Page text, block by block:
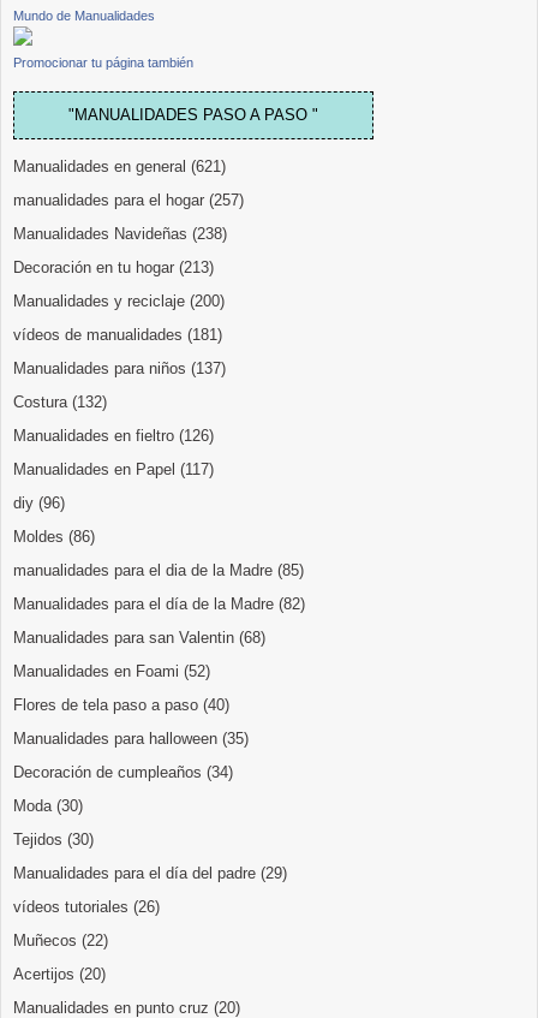
Mundo de Manualidades
Promocionar tu página también
"MANUALIDADES PASO A PASO "
Manualidades en general (621)
manualidades para el hogar (257)
Manualidades Navideñas (238)
Decoración en tu hogar (213)
Manualidades y reciclaje (200)
vídeos de manualidades (181)
Manualidades para niños (137)
Costura (132)
Manualidades en fieltro (126)
Manualidades en Papel (117)
diy (96)
Moldes (86)
manualidades para el dia de la Madre (85)
Manualidades para el día de la Madre (82)
Manualidades para san Valentin (68)
Manualidades en Foami (52)
Flores de tela paso a paso (40)
Manualidades para halloween (35)
Decoración de cumpleaños (34)
Moda (30)
Tejidos (30)
Manualidades para el día del padre (29)
vídeos tutoriales (26)
Muñecos (22)
Acertijos (20)
Manualidades en punto cruz (20)